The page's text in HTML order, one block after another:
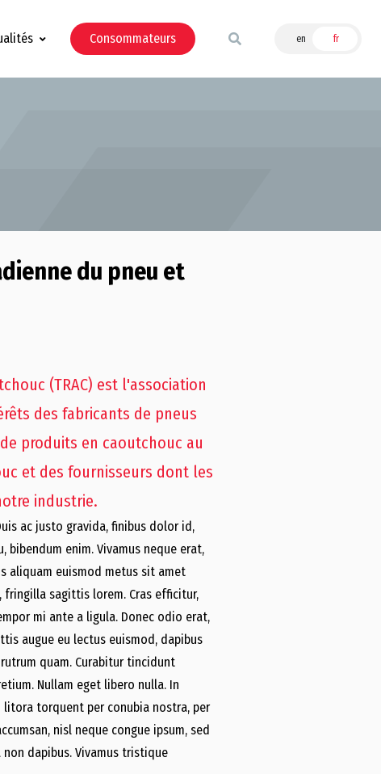
Consommateurs en fr
du pneu et
(TRAC) est l'association
des fabricants de pneus
produits en caoutchouc au
et des fournisseurs dont les
industrie.
ac justo gravida, finibus dolor id,
enim. Vivamus neque erat,
aliquam euismod metus sit amet
fringilla sagittis lorem. Cras efficitur,
mi ante a ligula. Donec odio erat,
augue eu lectus euismod, dapibus
quam. Curabitur tincidunt
Nullam eget libero nulla. In
torquent per conubia nostra, per
nisl neque congue ipsum, sed
dapibus. Vivamus tristique